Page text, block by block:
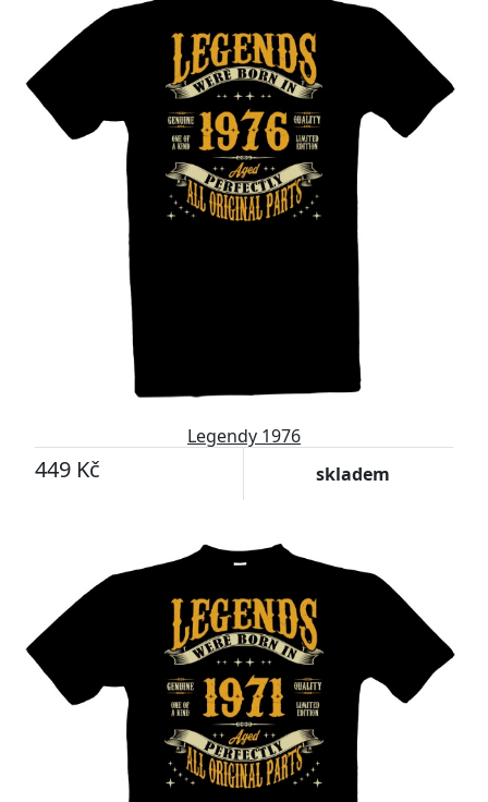
Legendy 1976
449 Kč skladem